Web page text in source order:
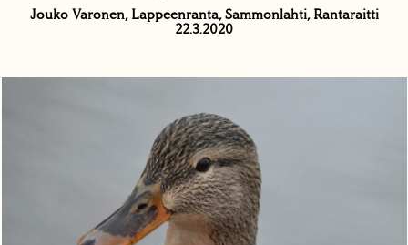
Jouko Varonen, Lappeenranta, Sammonlahti, Rantaraitti
22.3.2020